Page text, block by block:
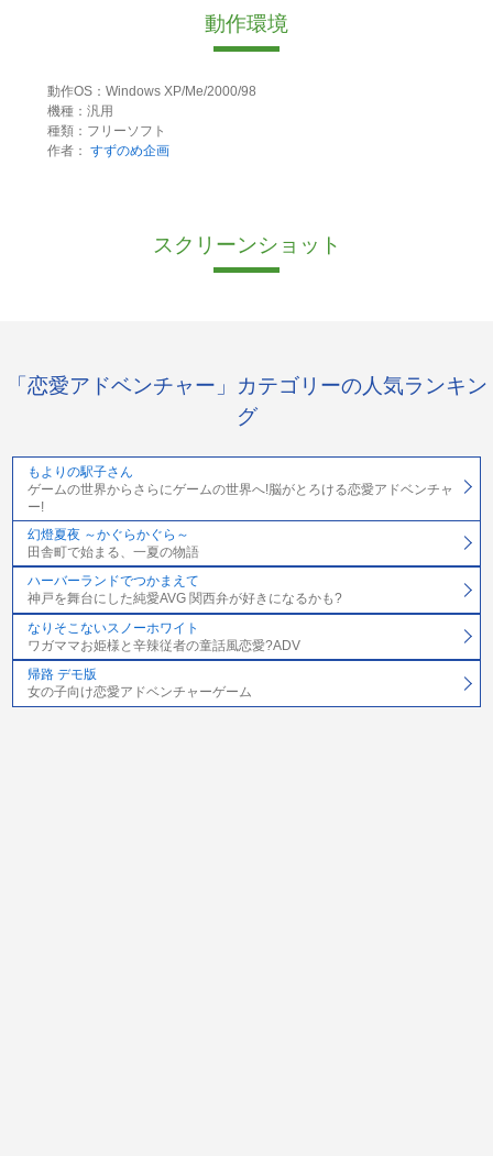
動作環境
動作OS：Windows XP/Me/2000/98
機種：汎用
種類：フリーソフト
作者： すずのめ企画
スクリーンショット
「恋愛アドベンチャー」カテゴリーの人気ランキン
グ
もよりの駅子さん
ゲームの世界からさらにゲームの世界へ!脳がとろける恋愛アドベンチャ
ー!
幻燈夏夜 ～かぐらかぐら～
田舎町で始まる、一夏の物語
ハーバーランドでつかまえて
神戸を舞台にした純愛AVG 関西弁が好きになるかも?
なりそこないスノーホワイト
ワガママお姫様と辛辣従者の童話風恋愛?ADV
帰路 デモ版
女の子向け恋愛アドベンチャーゲーム